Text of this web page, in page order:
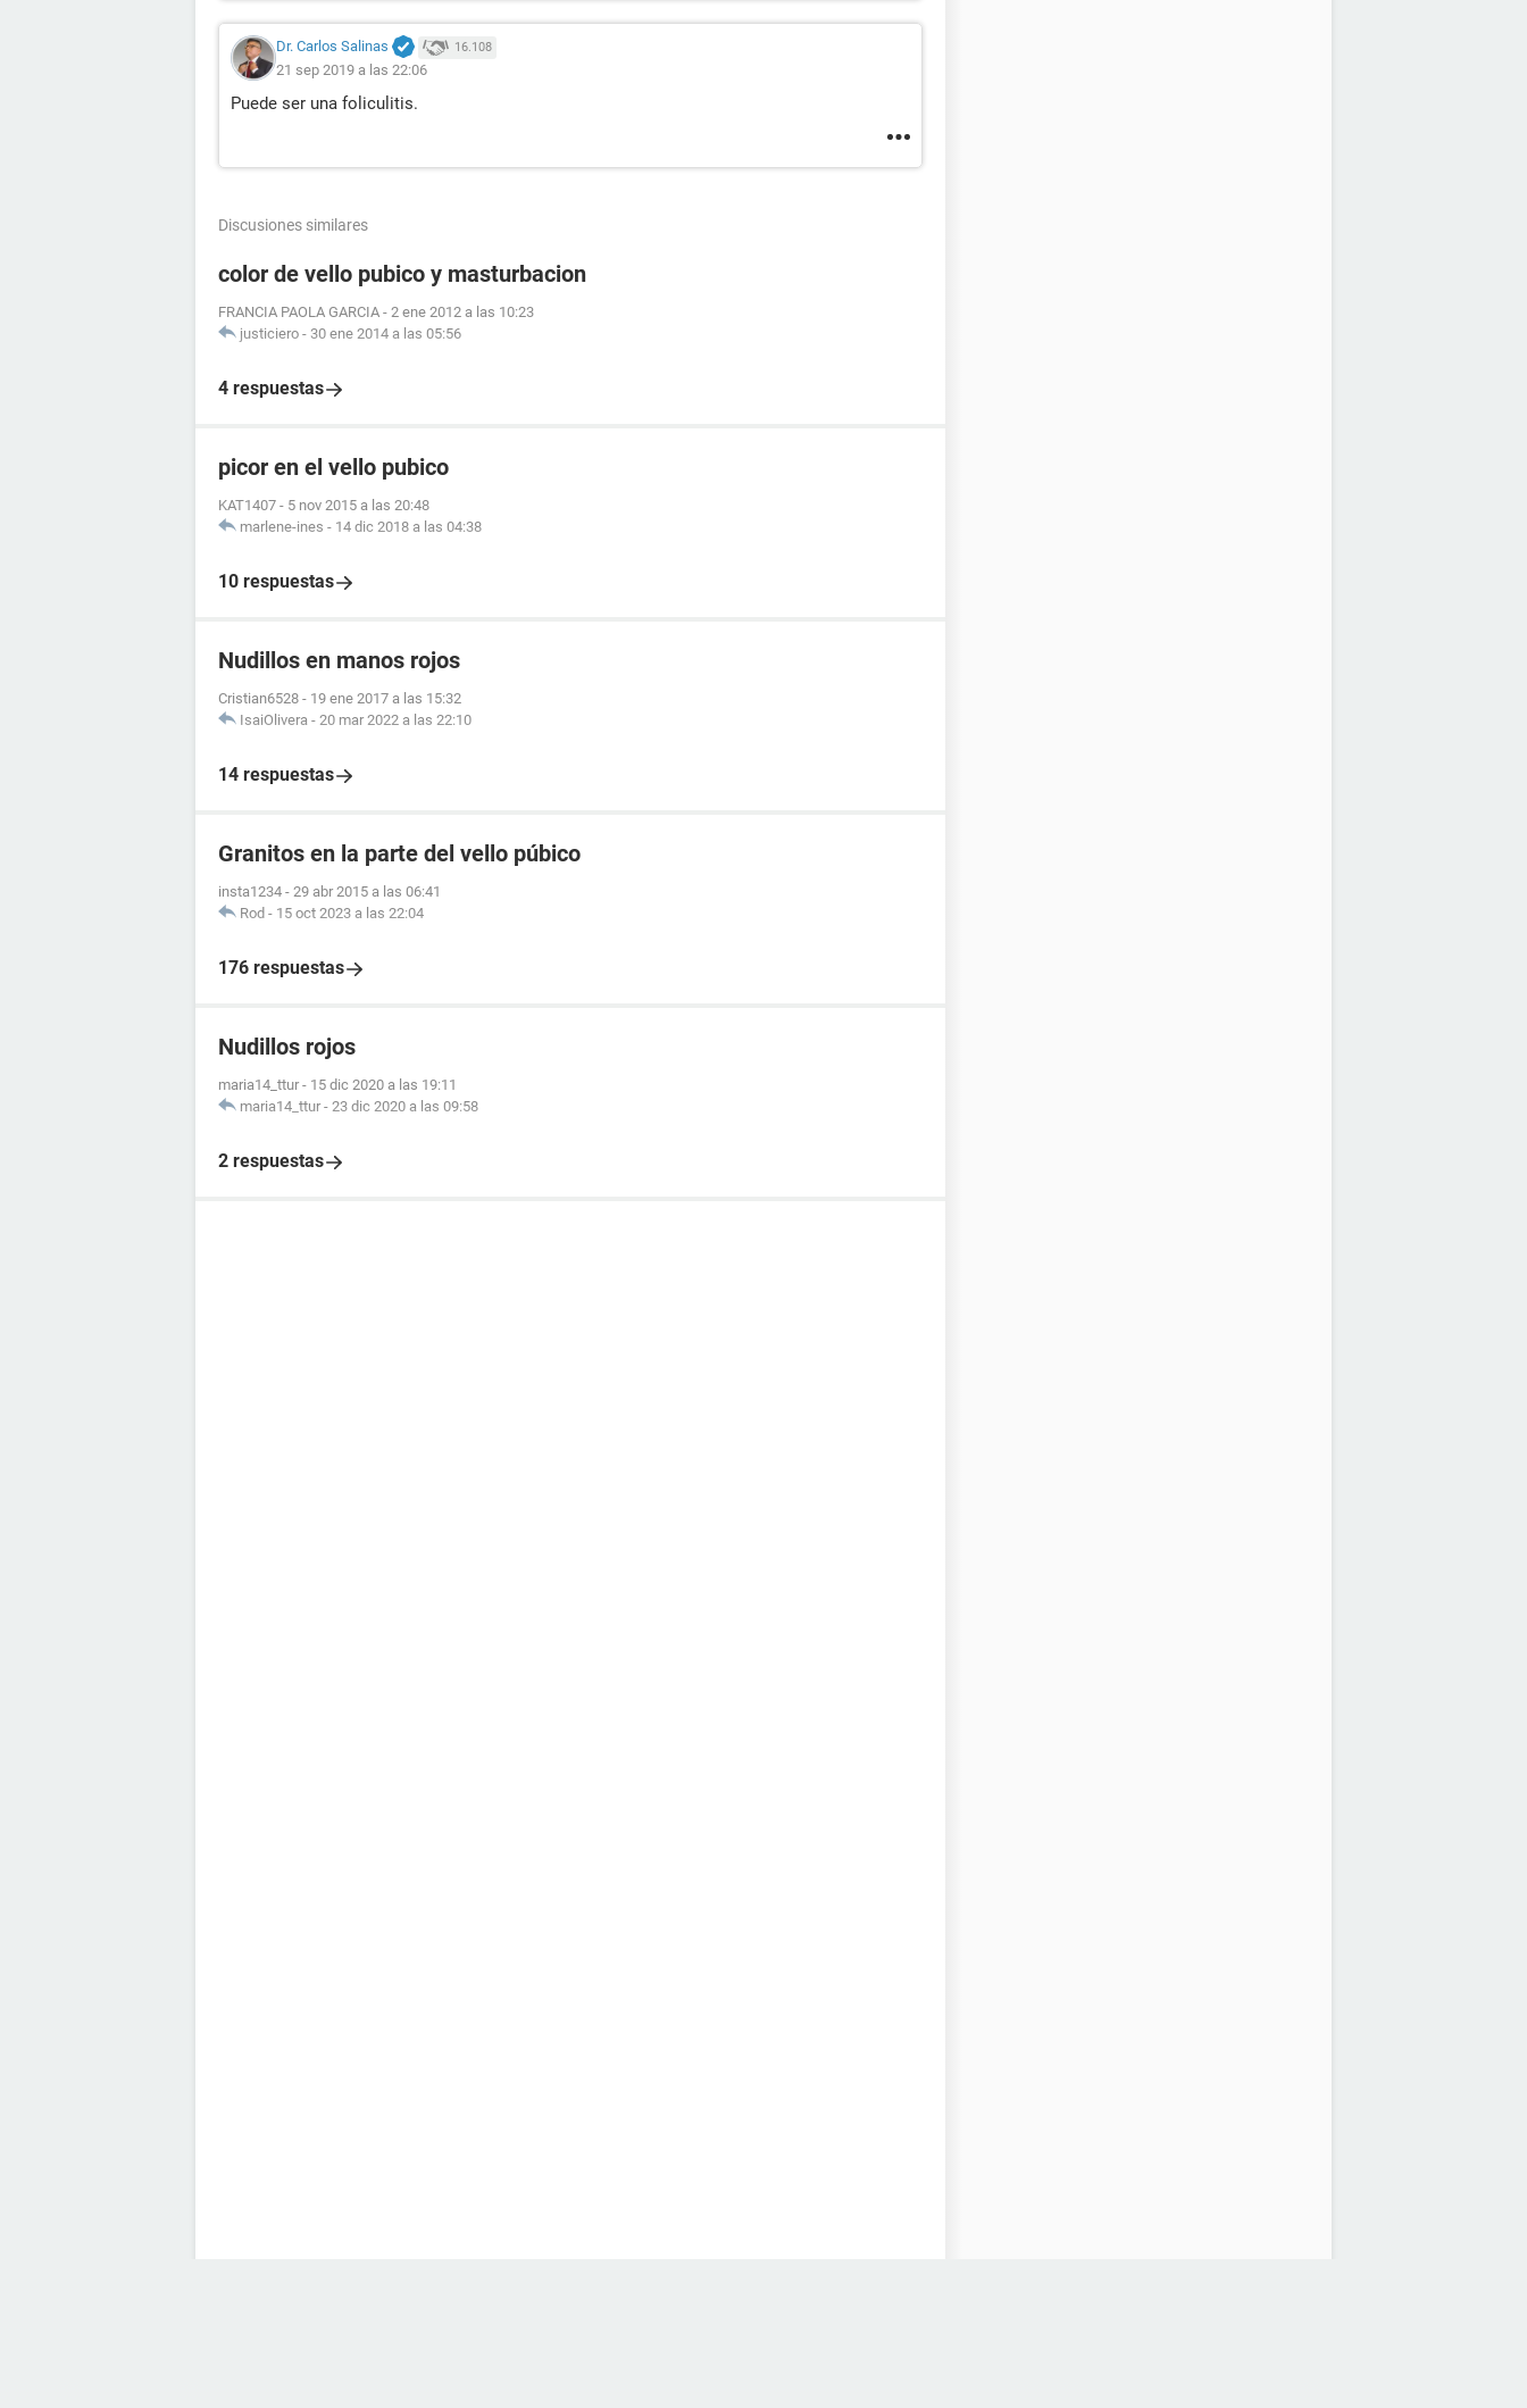
Dr. Carlos Salinas 16.108
21 sep 2019 a las 22:06
Puede ser una foliculitis.
Discusiones similares
color de vello pubico y masturbacion
FRANCIA PAOLA GARCIA - 2 ene 2012 a las 10:23
justiciero - 30 ene 2014 a las 05:56
4 respuestas
picor en el vello pubico
KAT1407 - 5 nov 2015 a las 20:48
marlene-ines - 14 dic 2018 a las 04:38
10 respuestas
Nudillos en manos rojos
Cristian6528 - 19 ene 2017 a las 15:32
IsaiOlivera - 20 mar 2022 a las 22:10
14 respuestas
Granitos en la parte del vello púbico
insta1234 - 29 abr 2015 a las 06:41
Rod - 15 oct 2023 a las 22:04
176 respuestas
Nudillos rojos
maria14_ttur - 15 dic 2020 a las 19:11
maria14_ttur - 23 dic 2020 a las 09:58
2 respuestas